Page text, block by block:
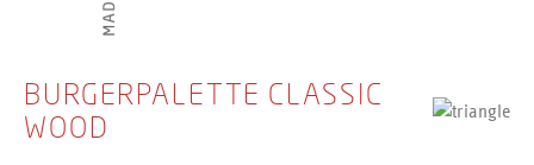
BURGERPALETTE CLASSIC
WOOD